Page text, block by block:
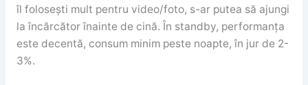
îl folosești mult pentru video/foto, s-ar putea să ajungi
la încărcător înainte de cină. În standby, performanța
este decentă, consum minim peste noapte, în jur de 2-
3%.